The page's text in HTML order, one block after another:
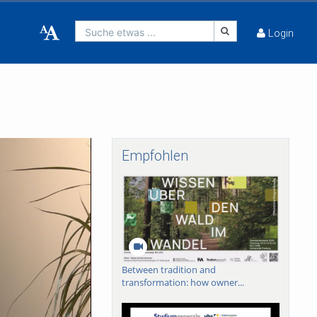
Suche etwas ... Login
Empfohlen
Between tradition and
transformation: how owner...